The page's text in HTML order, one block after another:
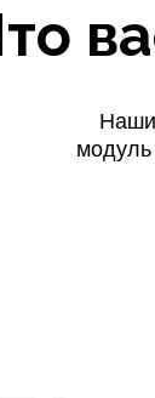
Наши
модуль